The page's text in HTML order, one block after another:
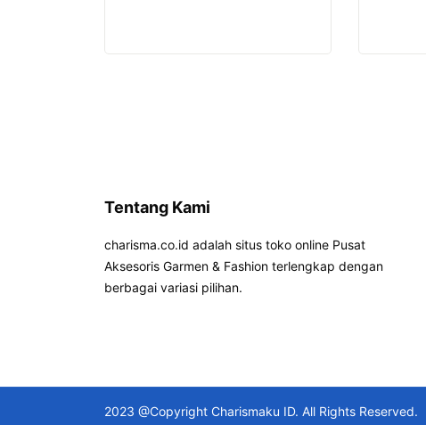
Tentang Kami
charisma.co.id adalah situs toko online Pusat
Aksesoris Garmen & Fashion terlengkap dengan
berbagai variasi pilihan.
2023 @Copyright Charismaku ID. All Rights Reserved.